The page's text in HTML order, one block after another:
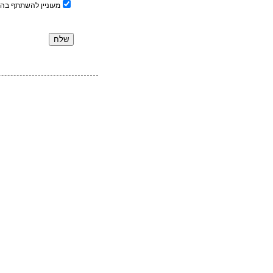
מעוניין להשתתף